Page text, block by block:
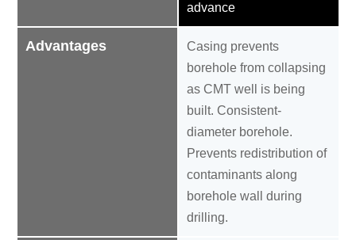
Advantages
advance
Casing prevents
borehole from collapsing
as CMT well is being
built. Consistent-
diameter borehole.
Prevents redistribution of
contaminants along
borehole wall during
drilling.